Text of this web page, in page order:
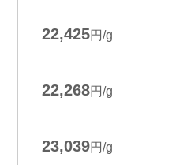
22,425円/g
22,268円/g
23,039円/g